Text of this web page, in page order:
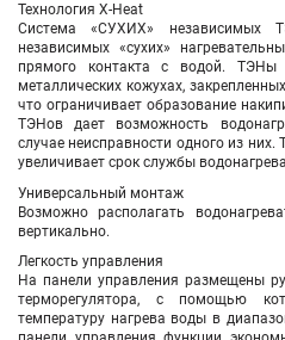
Технология X-Heat
Система «СУХИХ» независимых
независимых «сухих»
прямого контакта с водой. ТЭНы
металлических кожухах,
что ограничивает образование
ТЭНов дает возможность
случае неисправности одного из них.
увеличивает срок службы
Универсальный монтаж
Возможно располагать
вертикально.
Легкость управления
На панели управления размещены
терморегулятора, с помощью
температуру нагрева воды в